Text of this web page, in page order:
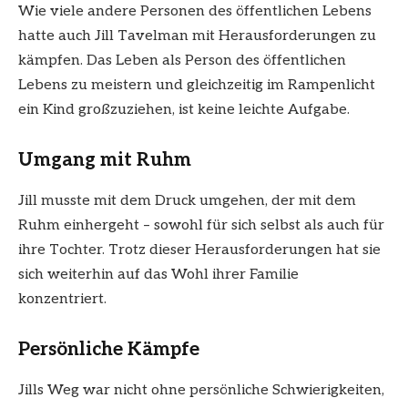
Wie viele andere Personen des öffentlichen Lebens
hatte auch Jill Tavelman mit Herausforderungen zu
kämpfen. Das Leben als Person des öffentlichen
Lebens zu meistern und gleichzeitig im Rampenlicht
ein Kind großzuziehen, ist keine leichte Aufgabe.
Umgang mit Ruhm
Jill musste mit dem Druck umgehen, der mit dem
Ruhm einhergeht – sowohl für sich selbst als auch für
ihre Tochter. Trotz dieser Herausforderungen hat sie
sich weiterhin auf das Wohl ihrer Familie
konzentriert.
Persönliche Kämpfe
Jills Weg war nicht ohne persönliche Schwierigkeiten,